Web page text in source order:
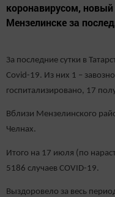
коронавирусом,
Мензелинске за
За последние сутки в
Covid-19. Из них 1 –
госпитализировано, 17
Вблизи Мензелинского
Челнах.
Итого на 17 июля (по
5186 случаев COVID-19.
Выздоровело за весь